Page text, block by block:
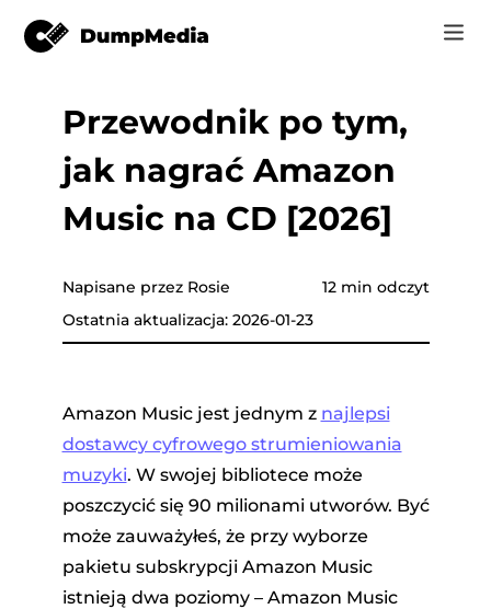
Music
Wideo
Narzędzia online
Spotify do mp3
Apple Music do MP3
Suno do MP3
Zaloguj Się
Zarejestruj się
Przewodnik po tym,
jak nagrać Amazon
Music na CD [2026]
Napisane przez Rosie
Ostatnia aktualizacja: 2026-01-23
12 min odczyt
Amazon Music jest jednym z najlepsi
dostawcy cyfrowego strumieniowania
muzyki. W swojej bibliotece może
poszczycić się 90 milionami utworów. Być
może zauważyłeś, że przy wyborze
pakietu subskrypcji Amazon Music
istnieją dwa poziomy – Amazon Music